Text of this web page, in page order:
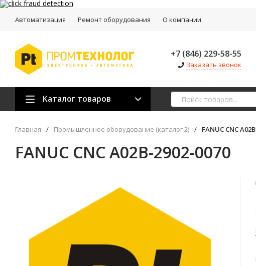
Автоматизация Ремонт оборудования О компании
+7 (846) 229-58-55
Заказать звонок
Каталог товаров
Главная / Промышленное оборудование (каталог 2) / FANUC CNC
FANUC CNC A02B-2902-0070